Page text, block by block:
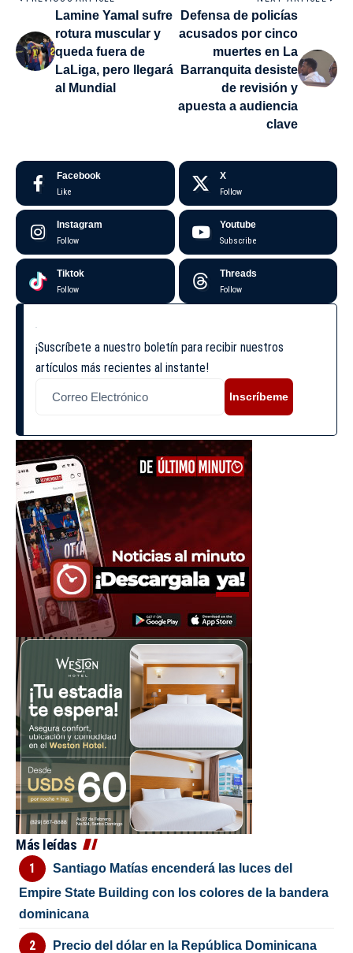
Lamine Yamal sufre
rotura muscular y
queda fuera de
LaLiga, pero llegará
al Mundial
Defensa de policías
acusados por cinco
muertes en La
Barranquita desiste
de revisión y
apuesta a audiencia
clave
Facebook
Like
X
Follow
Instagram
Follow
Youtube
Subscribe
Tiktok
Follow
Threads
Follow
¡Suscríbete a nuestro boletín para recibir nuestros
artículos más recientes al instante!
Inscríbeme
Más leídas
Santiago Matías encenderá las luces del
Empire State Building con los colores de la bandera
dominicana
Precio del dólar en la República Dominicana